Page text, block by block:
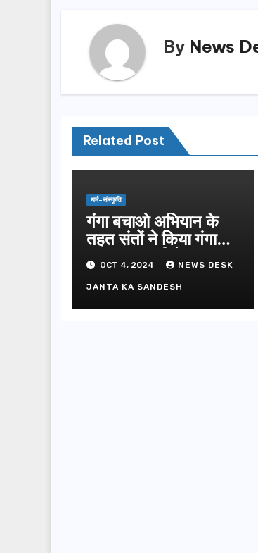
By News
Related Post
धर्म-संस्कृति
गंगा बचाओ अभियान के
तहत संतों ने किया गंगा
पूजन व दुग्धाभिषेक
OCT 4, 2024 NEWS DESK
JANTA KA SANDESH